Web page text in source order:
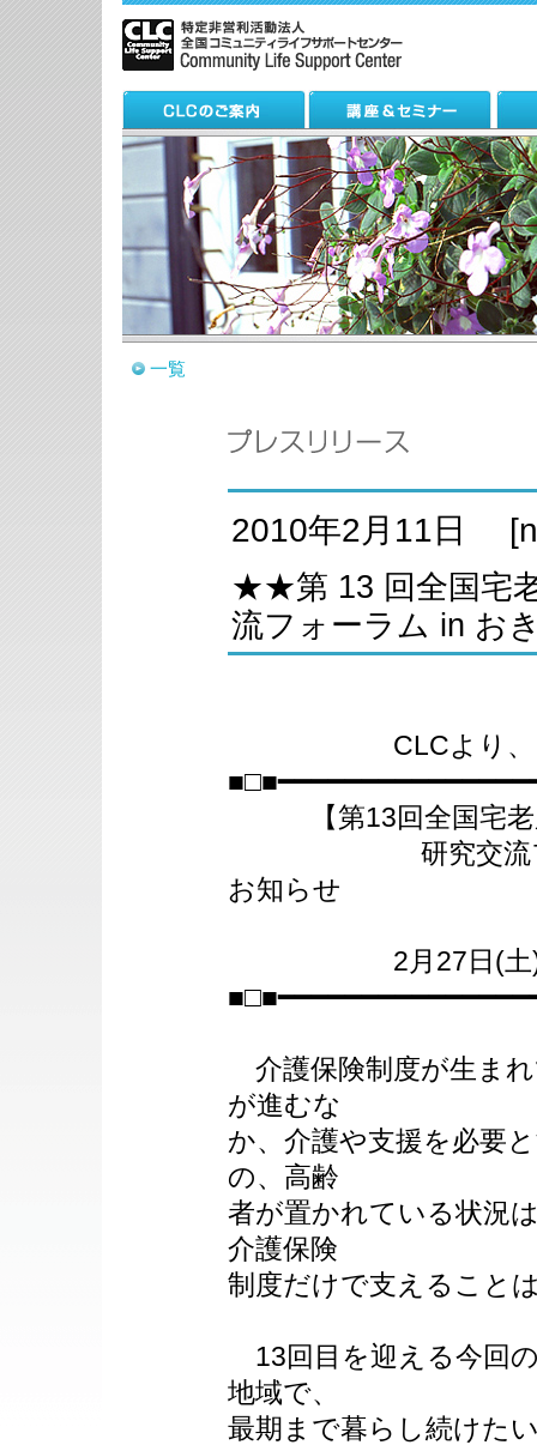
一覧
2010年2月11日
★★第 13 回全国宅
流フォーラム in お
CLCより、リリ
【第13回全国宅老
研究交流フォー
お知らせ
2月27日(土)～28
介護保険制度が生ま
が進むな
か、介護や支援を必要
の、高齢
者が置かれている状況
介護保険
制度だけで支えること
13回目を迎える今回
地域で、
最期まで暮らし続けた